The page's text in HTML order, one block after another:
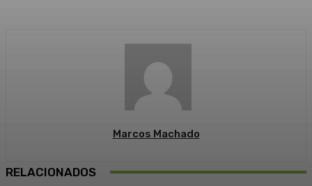
Marcos Machado
RELACIONADOS